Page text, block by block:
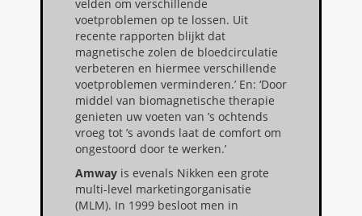
velden om verschillende
voetproblemen op te lossen. Uit
recente rapporten blijkt dat
magnetische zolen de bloedcirculatie
verbeteren en hiermee verschillende
voetproblemen verminderen.’ En: ‘Door
middel van biomagnetische therapie
genieten uw voeten van ’s ochtends
vroeg tot ’s avonds laat de comfort om
ongestoord door te werken.’
Amway is evenals Nikken een grote
multi-level marketingorganisatie
(MLM). In 1999 besloot men in